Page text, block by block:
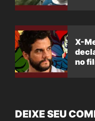
X-
no
DEIXE SEU